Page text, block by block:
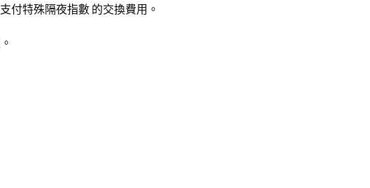
付特殊隔夜指數 的交換費用。